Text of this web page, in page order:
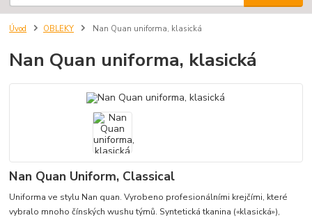
Úvod OBLEKY Nan Quan uniforma, klasická
Nan Quan uniforma, klasická
Nan Quan Uniform, Classical
Uniforma ve stylu Nan quan. Vyrobeno profesionálními krejčími, které
vybralo mnoho čínských wushu týmů. Syntetická tkanina («klasická»),